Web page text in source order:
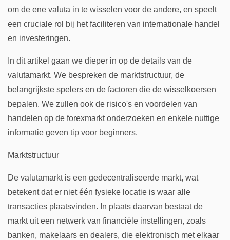
om de ene valuta in te wisselen voor de andere, en speelt
een cruciale rol bij het faciliteren van internationale handel
en investeringen.
In dit artikel gaan we dieper in op de details van de
valutamarkt. We bespreken de marktstructuur, de
belangrijkste spelers en de factoren die de wisselkoersen
bepalen. We zullen ook de risico's en voordelen van
handelen op de forexmarkt onderzoeken en enkele nuttige
informatie geven tip voor beginners.
Marktstructuur
De valutamarkt is een gedecentraliseerde markt, wat
betekent dat er niet één fysieke locatie is waar alle
transacties plaatsvinden. In plaats daarvan bestaat de
markt uit een netwerk van financiële instellingen, zoals
banken, makelaars en dealers, die elektronisch met elkaar